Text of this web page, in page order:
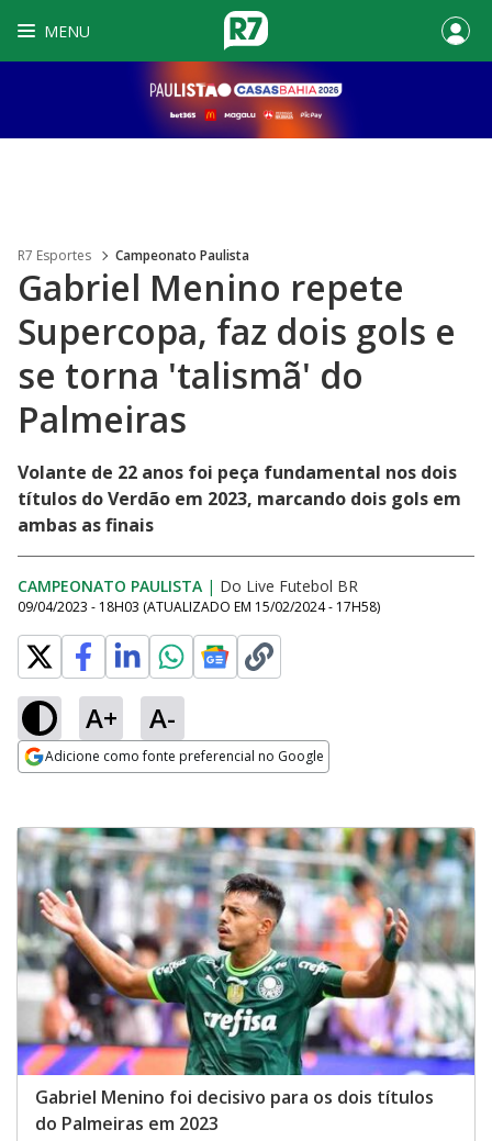
MENU
R7 Esportes Campeonato Paulista
Gabriel Menino repete
Supercopa, faz dois gols e
se torna 'talismã' do
Palmeiras
Volante de 22 anos foi peça fundamental nos dois
títulos do Verdão em 2023, marcando dois gols em
ambas as finais
CAMPEONATO PAULISTA | Do Live Futebol BR
09/04/2023 - 18H03 (ATUALIZADO EM 15/02/2024 - 17H58)
A+ A-
Adicione como fonte preferencial no Google
Gabriel Menino foi decisivo para os dois títulos
do Palmeiras em 2023